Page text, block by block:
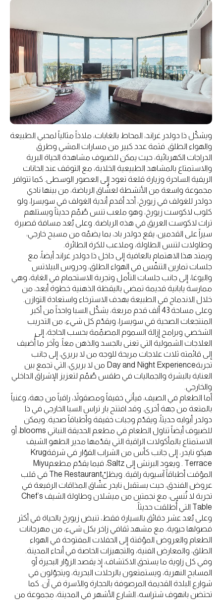
ويشكّل ذا دولدر غراند، المحاط بالغابات، ملاذاً مثالياً لمحبي الطبيعة
والهواء الطلق. فثمة عدد كبير من مسارات المشي وطرق
الدراجات الكهربائية، حيث يمكن للضيوف مشاهدة الحياة البرية
والاستمتاع بالمشاهد الطبيعية الخلابة، مع التوقف عند الحانات
الريفية الساحرة وزيارة قلعة تعود إلى العصور الوسطى. كما تتوافر
مجموعة واسعة من الأنشطة لعشّاق الرياضة، من بينها نادي
دولدر للغولف في زيورخ، أحد أقدم أندية الغولف في سويسرا، ولو
كلوب لاكوست زيورخ، وهو ملعب تنس صُمّم حديثاً ويستلهم
تراث لاكوست العريق في هذه الرياضة. وعلى بُعد مسافة قصيرة
سيراً على القدمين، يقع دولدر باد، بما يضمّه من مسبح خارجي،
وطاولات لتنس الطاولة، وملاعب للكرة الطائرة.
ويمتد هذا الاهتمام بالعافية إلى داخل ذا دولدر غراند أيضاً، مع
جلسات تمارين التنفّس في الهواء الطلق، ودروس البيلاتس
واليوغا، إلى جانب جلسات التأمل وتجربة الاستحمام في الغابة، وهي
ممارسة يابانية قديمة تمضي باليقظة الذهنية خطوة أبعد، من
خلال الاندماج في الطبيعة بهدف الاسترخاء واستعادة التوازن.
وعلى مساحة 43 ألف قدم مربعة، يشكّل السبا واحداً من أكبر
المنتجعات الصحية في سويسرا، ويقدّم كل شيء، من التدريب
الشخصي وبرامج إزالة السموم المصمّمة بحسب الحاجة، إلى
العلاجات الشمولية التي تعنى بالجسد والذهن معاً. وآخر ما أُضيف
إلى قائمته ثلاث علاجات مريحة للوجه من لا بريري، إلى جانب
تجربةDay and Night Experience من لا بريري، التي تجمع بين
العناية بالبشرة والجماليات في طقس صُمّم لتعزيز الإشراق الداخلي
والخارجي.
أما الطعام في الصيف، فيأتي خفيفاً ومصقولاً، راقياً من جهة، وغنياً
بالمتعة من جهة أخرى. وقد افتتح بار تراس السبا الخارجي في ذا
دولدر أبوابه حديثاً، ويقدّم وجبات خفيفة وأطباقاً صحية. ويمكن
للضيوف أيضاً تناول الطعام في مطعم الحديقة النباتي blooms، أو
الاستمتاع بالمأكولات الراقية التي يقدّمها مدير الطهو الشيف
هيكو نايدر، إلى جانب كأس من الشراب الفوّار في شرفةKrug
Terrace . ويعود البرنش إلى Saltz، فيما يقدّم مطعمMiyu
المؤقت أطباقاً آسيوية راقية. ويظلّThe Restaurant في قلب
عروض الفندق، حيث يستقبل نايدر عشّاق المذاقات الرفيعة في
تجربة لا تُنسى، مع نجمتين من ميشلان وطاولة الشيف Chef’s
Table التي أُطلقت حديثاً.
وعلى بُعد عشر دقائق بالسيارة فقط، تنبض زيورخ بالحياة في أكثر
فصولها حيوية، مع مشهد ثقافي زاخر بكل شيء، من مهرجانات
الطعام والعروض المؤقتة إلى الحفلات المفتوحة في الهواء
الطلق، والمعارض الفنية، والتجهيزات الخاصة في أنحاء المدينة.
وفي كل زاوية ما يستحق الاكتشاف، إذ يقصد الزوّار البحيرة أو
المسابح النهرية، ويستمتعون بالرحلات البحرية، ويتجوّلون في
شوارع البلدة القديمة المرصوفة بالحجارة والآسرة في آن. كما
تحتضن بانهوف شتراسه، الشارع الأشهر في المدينة، مجموعة من